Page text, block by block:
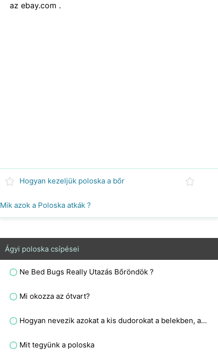
az ebay.com .
Hogyan kezeljük poloska a bőr
Mik azok a Poloska atkák ?
Ágyi poloska csípései
Ne Bed Bugs Really Utazás Bőröndök ?
Mi okozza az ótvart?
Hogyan nevezik azokat a kis dudorokat a belekben, amelyek felszívják a táplálékot?
Mit tegyünk a poloska